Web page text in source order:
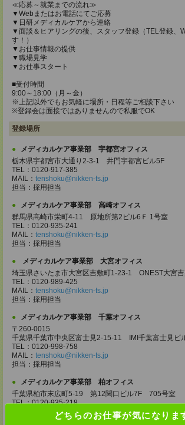
どちらのお仕事が気になりま
≪応募～就業までの流れ≫
▼Webまたはお電話にてご応募
▼日研メディカルケアから連絡
▼面談＆ヒアリングの後、スタッフ登録（TEL登録、
す！）
▼お仕事情報の提供
▼職場見学
▼お仕事スタート
■受付時間
9:00～18:00（月～金）
※上記以外でもお気軽に場所・日程等ご相談下さい
※登録会は面接ではありませんので私服でOK
登録場所
メディカルケア事業部 宇都宮オフィス
栃木県宇都宮市大通り2-3-1 井門宇都宮ビル5F
TEL：0120-917-385
MAIL： tenshoku@nikken-ts.jp
担当：採用担当
メディカルケア事業部 高崎オフィス
群馬県高崎市栄町4-11 原地所第2ビル6Ｆ 1号室
TEL：0120-935-241
MAIL： tenshoku@nikken-ts.jp
担当：採用担当
メディカルケア事業部 大宮オフィス
埼玉県さいたま市大宮区吉敷町1-23-1 ONEST大宮
TEL：0120-989-425
MAIL： tenshoku@nikken-ts.jp
担当：採用担当
メディカルケア事業部 千葉オフィス
〒260-0015
千葉県千葉市中央区富士見2-15-11 IMI千葉富士見ビ
TEL：0120-998-758
MAIL： tenshoku@nikken-ts.jp
担当：採用担当
メディカルケア事業部 柏オフィス
千葉県柏市末広町5-19 第12関口ビル7F 705号室
TEL：0120-935-218
tenshoku@nikken-ts.jp
担当：採用担当